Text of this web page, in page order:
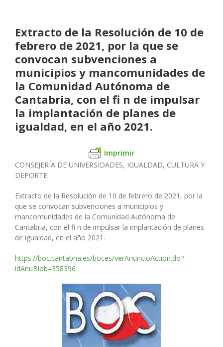
Extracto de la Resolución de 10 de
febrero de 2021, por la que se
convocan subvenciones a
municipios y mancomunidades de
la Comunidad Autónoma de
Cantabria, con el fi n de impulsar
la implantación de planes de
igualdad, en el año 2021.
Imprimir
CONSEJERÍA DE UNIVERSIDADES, IGUALDAD, CULTURA Y
DEPORTE
Extracto de la Resolución de 10 de febrero de 2021, por la
que se convocan subvenciones a municipios y
mancomunidades de la Comunidad Autónoma de
Cantabria, con el fi n de impulsar la implantación de planes
de igualdad, en el año 2021.
https://boc.cantabria.es/boces/verAnuncioAction.do?
idAnuBlob=358396